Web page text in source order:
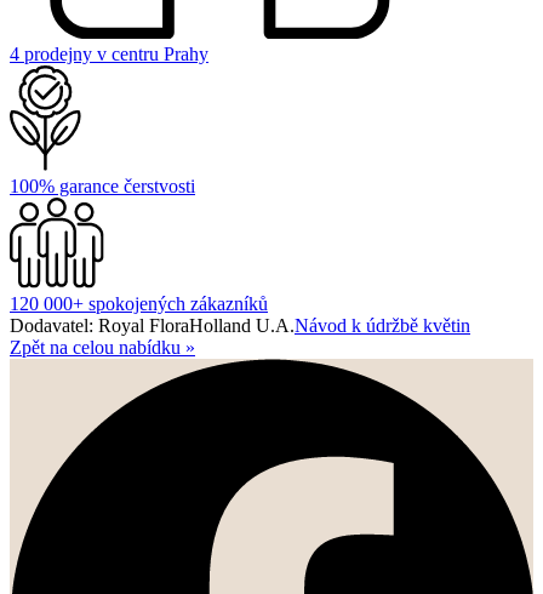
4 prodejny v centru Prahy
100% garance čerstvosti
120 000+ spokojených zákazníků
Dodavatel: Royal FloraHolland U.A.Návod k údržbě květin
Zpět na celou nabídku »